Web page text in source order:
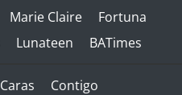
Marie Claire
Fortuna
Lunateen BATimes
Caras
Contigo